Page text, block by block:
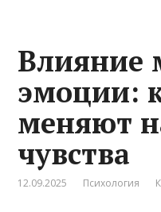
Влияние
эмоции:
меняют
чувства
12.09.2025 Психология